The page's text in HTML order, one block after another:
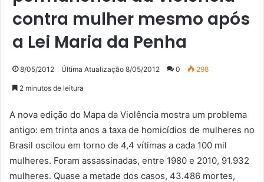
contra mulher mesmo após
a Lei Maria da Penha
8/05/2012 Última Atualização 8/05/2012 0 298
2 minutos de leitura
A nova edição do Mapa da Violência mostra um problema
antigo: em trinta anos a taxa de homicídios de mulheres no
Brasil oscilou em torno de 4,4 vítimas a cada 100 mil
mulheres. Foram assassinadas, entre 1980 e 2010, 91.932
mulheres. Quase a metade dos casos, 43.486 mortes,